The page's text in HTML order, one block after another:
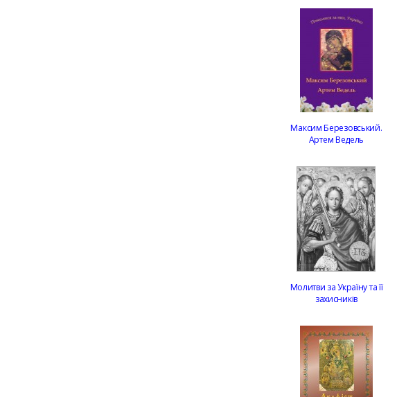
Максим Березовський.
Артем Ведель
Молитви за Україну та її
захисників